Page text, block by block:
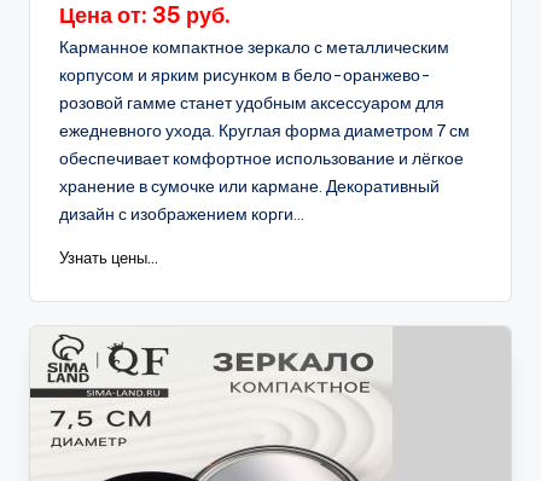
Цена от: 35 руб.
Карманное компактное зеркало с металлическим
корпусом и ярким рисунком в бело-оранжево-
розовой гамме станет удобным аксессуаром для
ежедневного ухода. Круглая форма диаметром 7 см
обеспечивает комфортное использование и лёгкое
хранение в сумочке или кармане. Декоративный
дизайн с изображением корги...
Узнать цены...